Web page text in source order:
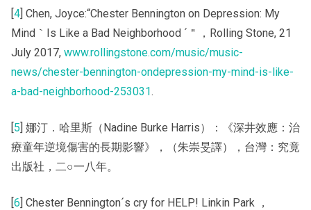
[4] Chen, Joyce:“Chester Bennington on Depression: My
Mind｀Is Like a Bad Neighborhood ´＂，Rolling Stone, 21
July 2017, www.rollingstone.com/music/music-
news/chester-bennington-ondepression-my-mind-is-like-
a-bad-neighborhood-253031.
[5] 娜汀．哈里斯（Nadine Burke Harris）：《深井效應：治
療童年逆境傷害的長期影響》，（朱崇旻譯），台灣：究竟
出版社，二○一八年。
[6] Chester Bennington´s cry for HELP! Linkin Park ，